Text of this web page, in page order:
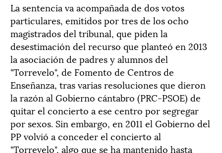
La sentencia va acompañada de dos votos
particulares, emitidos por tres de los ocho
magistrados del tribunal, que piden la
desestimación del recurso que planteó en 2013
la asociación de padres y alumnos del
"Torrevelo", de Fomento de Centros de
Enseñanza, tras varias resoluciones que dieron
la razón al Gobierno cántabro (PRC-PSOE) de
quitar el concierto a ese centro por segregar
por sexos. Sin embargo, en 2011 el Gobierno del
PP volvió a conceder el concierto al
"Torrevelo", algo que se ha mantenido hasta